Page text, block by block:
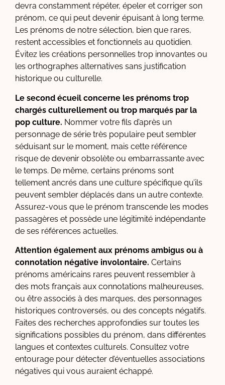
devra constamment répéter, épeler et corriger son
prénom, ce qui peut devenir épuisant à long terme.
Les prénoms de notre sélection, bien que rares,
restent accessibles et fonctionnels au quotidien.
Évitez les créations personnelles trop innovantes ou
les orthographes alternatives sans justification
historique ou culturelle.
Le second écueil concerne les prénoms trop
chargés culturellement ou trop marqués par la
pop culture. Nommer votre fils d’après un
personnage de série très populaire peut sembler
séduisant sur le moment, mais cette référence
risque de devenir obsolète ou embarrassante avec
le temps. De même, certains prénoms sont
tellement ancrés dans une culture spécifique qu’ils
peuvent sembler déplacés dans un autre contexte.
Assurez-vous que le prénom transcende les modes
passagères et possède une légitimité indépendante
de ses références actuelles.
Attention également aux prénoms ambigus ou à
connotation négative involontaire. Certains
prénoms américains rares peuvent ressembler à
des mots français aux connotations malheureuses,
ou être associés à des marques, des personnages
historiques controversés, ou des concepts négatifs.
Faites des recherches approfondies sur toutes les
significations possibles du prénom, dans différentes
langues et contextes culturels. Consultez votre
entourage pour détecter d’éventuelles associations
négatives qui vous auraient échappé.